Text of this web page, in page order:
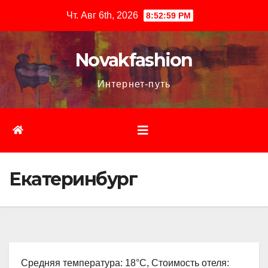
содержимому
Чт. Авг 6th, 2026 8:53:01 PM
Novakfashion
Интернет-путь
Екатеринбург
Средняя температура: 18°C, Стоимость отеля: